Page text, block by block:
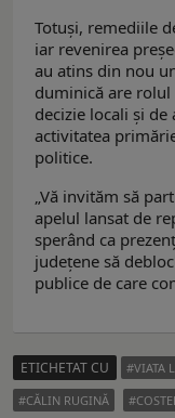
Totuși, remediile
iar revenirea
au atins din nou
duminică are
decizie locali și
activitatea
politice.
„Vă invităm să
apelul lansat de
sperând ca
județene să
publice de care
ETICHETAT CU VIATA
CĂLIN RUGINĂ